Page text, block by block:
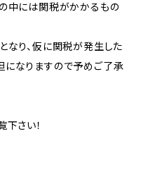
中には関税がかかるもの
なり、仮に関税が発生した
なりますので予めご了承
さい！